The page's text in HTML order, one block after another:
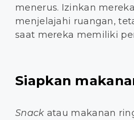
menerus. Izinkan
menjelajahi ruangan,
saat mereka memiliki
Siapkan
Snack atau makanan